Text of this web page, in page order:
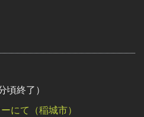
終了）
にて（稲城市）